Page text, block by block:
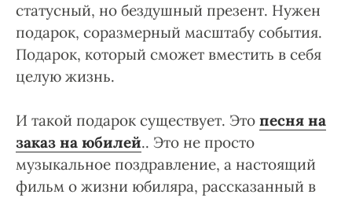
статусный, но бездушный презент. Нужен
подарок, соразмерный масштабу события.
Подарок, который сможет вместить в себя
целую жизнь.
И такой подарок существует. Это песня на
заказ на юбилей.. Это не просто
музыкальное поздравление, а настоящий
фильм о жизни юбиляра, рассказанный в